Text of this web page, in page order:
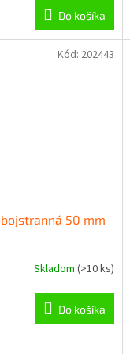
Do košíka
50 mm
Skladom (>10 ks)
Do košíka
Kód: 202443